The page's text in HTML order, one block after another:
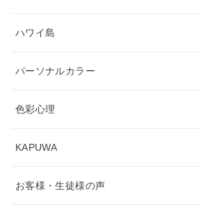
ハワイ島
パーソナルカラー
色彩心理
KAPUWA
お客様・生徒様の声